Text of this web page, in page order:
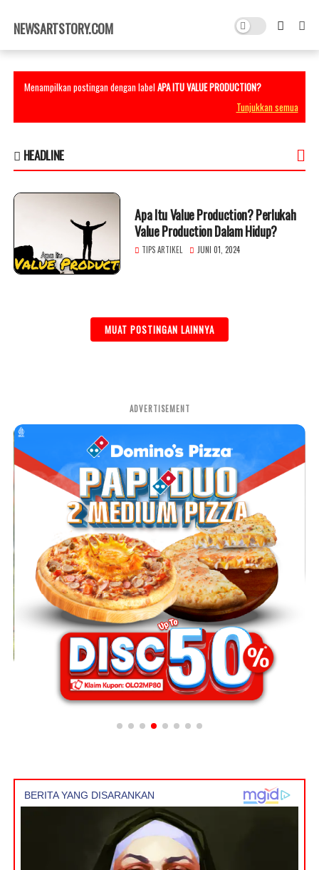
×
NEWSARTSTORY.COM
Menampilkan postingan dengan labelAPA ITU VALUE PRODUCTION?
Tunjukkan semua
HEADLINE
Apa Itu Value Production? Perlukah
Value Production Dalam Hidup?
TIPS ARTIKEL JUNI 01, 2024
MUAT POSTINGAN LAINNYA
ADVERTISEMENT